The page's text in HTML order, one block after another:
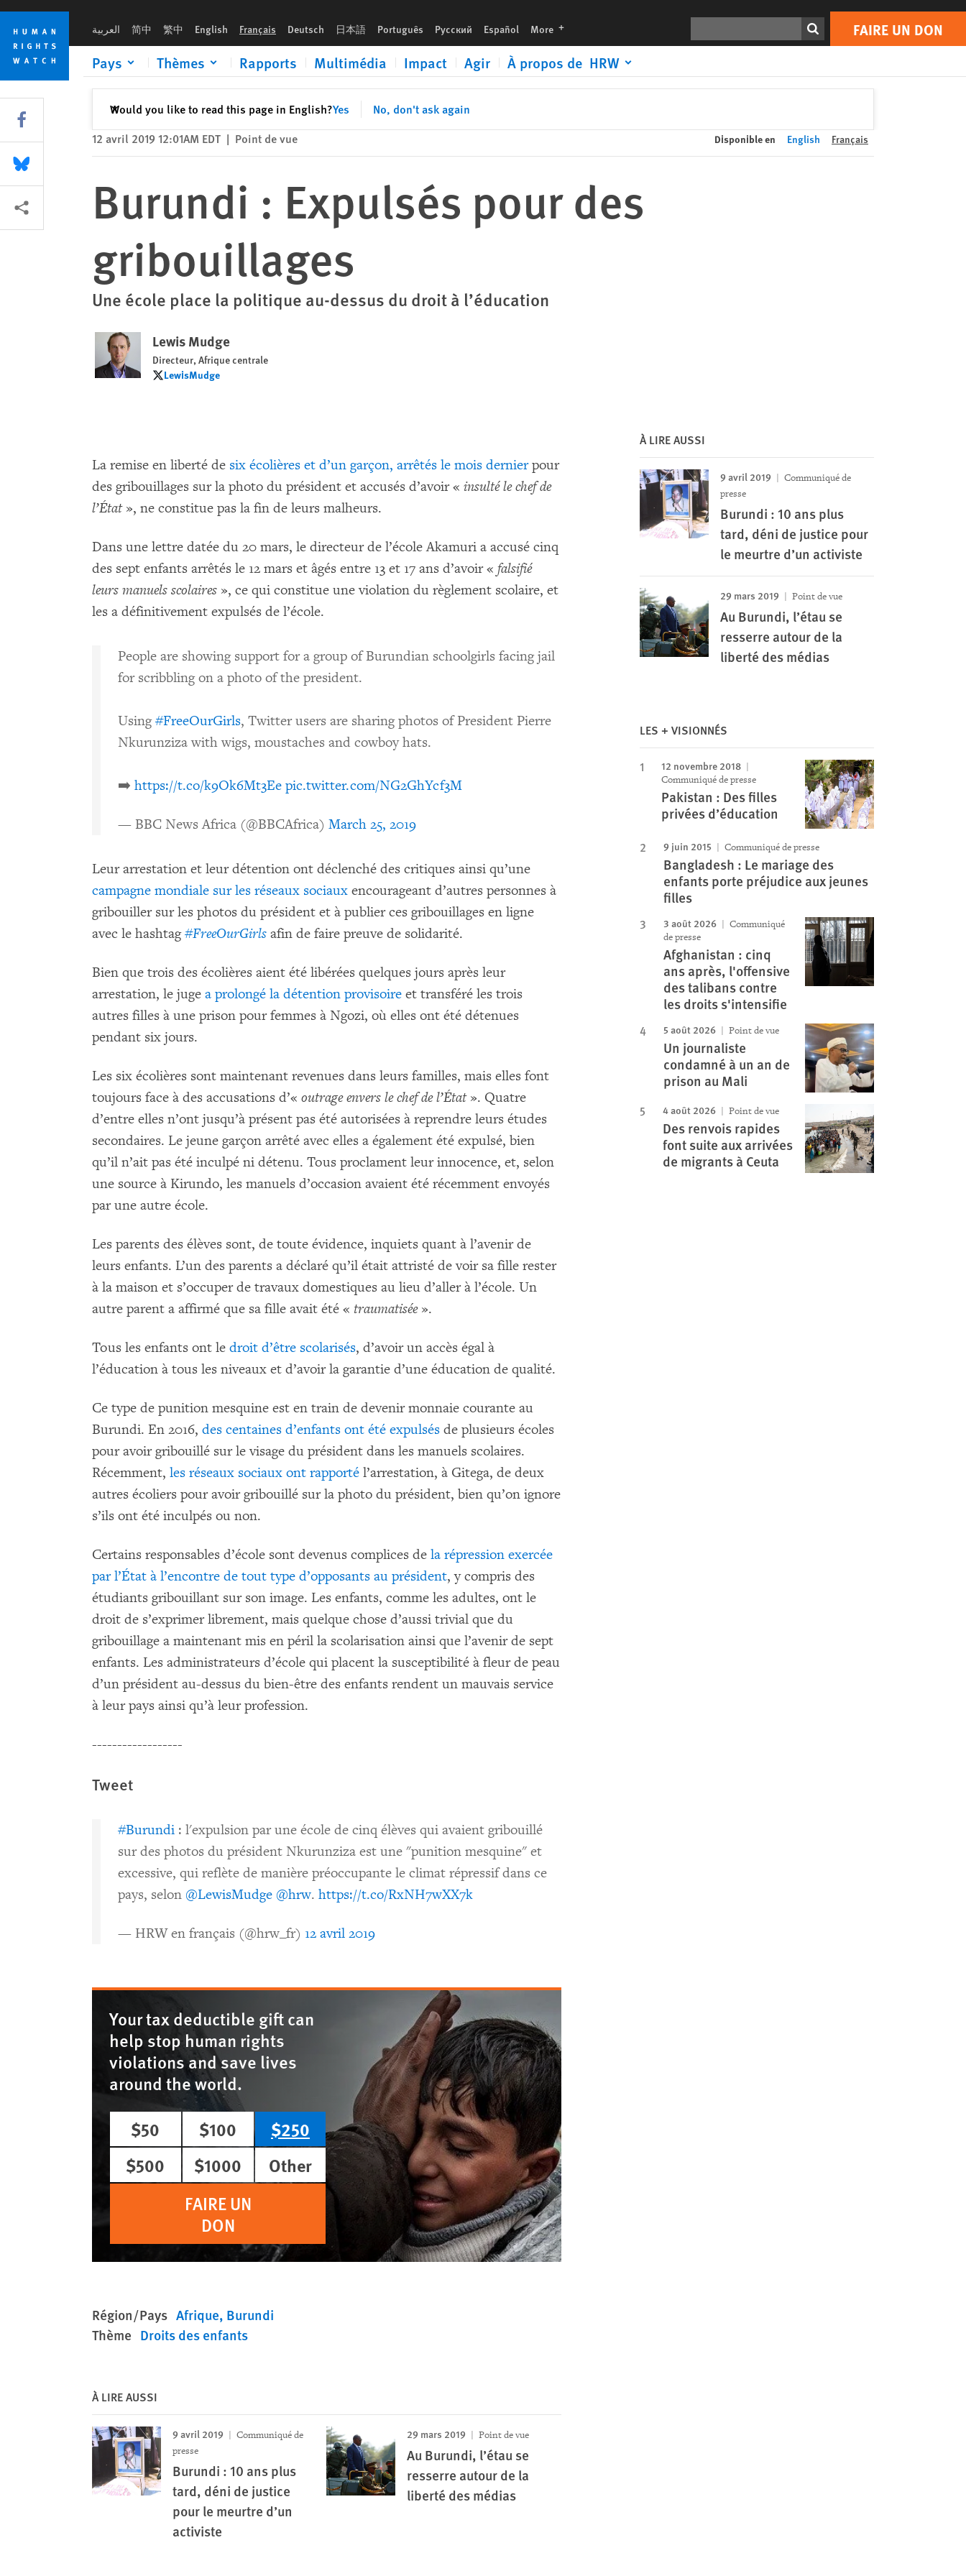
Skip
cookie
privacy
notice
Skip
main
content
العربية 简中 繁中 English Français Deutsch 日本語 Português Русский Español More languages FAIRE UN DON
Pays Thèmes Rapports Multimédia Impact Agir À propos de HRW
Would you like to read this page in English?Yes No, don't ask again
✕Fermer
Print FAIRE UN DON
12 avril 2019 12:01AM EDT | Point de vue Disponible en English Français
Burundi : Expulsés pour des
gribouillages
Une école place la politique au-dessus du droit à l’éducation
Lewis Mudge
Directeur, Afrique centrale
LewisMudge
LewisMudge
La remise en liberté de six écolières et d’un garçon, arrêtés le mois dernierpour
des gribouillages sur la photo du président et accusés d’avoir « insulté le chef de
l’État», ne constitue pas la fin de leurs malheurs.
Dans une lettre datée du 20 mars, le directeur de l’école Akamuri a accusé cinq
des sept enfants arrêtés le 12 mars et âgés entre 13 et 17 ans d’avoir « falsifié
leurs manuels scolaires », ce qui constitue une violation du règlement scolaire, et
les a définitivement expulsés de l’école.
People are showing support for a group of Burundian schoolgirls facing jail
for scribbling on a photo of the president.
Using#FreeOurGirls, Twitter users are sharing photos of President Pierre
Nkurunziza with wigs, moustaches and cowboy hats.
➡️ https://t.co/k9Ok6Mt3Ee pic.twitter.com/NG2GhYcf3M
— BBC News Africa (@BBCAfrica) March 25, 2019
Leur arrestation et leur détention ont déclenché des critiques ainsi qu’une
campagne mondiale sur les réseaux sociaux encourageant d’autres personnes à
gribouiller sur les photos du président et à publier ces gribouillages en ligne
avec le hashtag#FreeOurGirls afin de faire preuve de solidarité.
Bien que trois des écolières aient été libérées quelques jours après leur
arrestation, le juge a prolongé la détention provisoire et transféré les trois
autres filles à une prison pour femmes à Ngozi, où elles ont été détenues
pendant six jours.
Les six écolières sont maintenant revenues dans leurs familles, mais elles font
toujours face à des accusations d’« outrage envers le chef de l’État». Quatre
d’entre elles n’ont jusqu’à présent pas été autorisées à reprendre leurs études
secondaires. Le jeune garçon arrêté avec elles a également été expulsé, bien
qu’il n’ait pas été inculpé ni détenu. Tous proclament leur innocence, et, selon
une source à Kirundo, les manuels d’occasion avaient été récemment envoyés
par une autre école.
Les parents des élèves sont, de toute évidence, inquiets quant à l’avenir de
leurs enfants. L’un des parents a déclaré qu’il était attristé de voir sa fille rester
à la maison et s’occuper de travaux domestiques au lieu d’aller à l’école. Un
autre parent a affirmé que sa fille avait été « traumatisée».
Tous les enfants ont le droit d’être scolarisés, d’avoir un accès égal à
l’éducation à tous les niveaux et d’avoir la garantie d’une éducation de qualité.
Ce type de punition mesquine est en train de devenir monnaie courante au
Burundi. En 2016, des centaines d’enfants ont été expulsés de plusieurs écoles
pour avoir gribouillé sur le visage du président dans les manuels scolaires.
Récemment, les réseaux sociaux ont rapporté l’arrestation, à Gitega, de deux
autres écoliers pour avoir gribouillé sur la photo du président, bien qu’on ignore
s’ils ont été inculpés ou non.
Certains responsables d’école sont devenus complices de la répression exercée
par l’État à l’encontre de tout type d’opposants au président, y compris des
étudiants gribouillant sur son image. Les enfants, comme les adultes, ont le
droit de s’exprimer librement, mais quelque chose d’aussi trivial que du
gribouillage a maintenant mis en péril la scolarisation ainsi que l’avenir de sept
enfants. Les administrateurs d’école qui placent la susceptibilité à fleur de peau
d’un président au-dessus du bien-être des enfants rendent un mauvais service
à leur pays ainsi qu’à leur profession.
------------------
Tweet
#Burundi : l'expulsion par une école de cinq élèves qui avaient gribouillé
sur des photos du président Nkurunziza est une "punition mesquine" et
excessive, qui reflète de manière préoccupante le climat répressif dans ce
pays, selon @LewisMudge @hrw. https://t.co/RxNH7wXX7k
— HRW en français (@hrw_fr) 12 avril 2019
Your tax deductible gift can
help stop human rights
violations and save lives
around the world.
$50
$100
$250
$500
$1000
Other
FAIRE UN
DON
Région/Pays Afrique Burundi
Thème Droits des enfants
À LIRE AUSSI
9 avril 2019
Communiqué de
presse
Burundi : 10 ans plus
tard, déni de justice
pour le meurtre d’un
activiste
29 mars 2019 Point de vue
Au Burundi, l’étau se
resserre autour de la
liberté des médias
À LIRE AUSSI
9 avril 2019
Communiqué de
presse
Burundi : 10 ans plus
tard, déni de justice pour
le meurtre d’un activiste
29 mars 2019 Point de vue
Au Burundi, l’étau se
resserre autour de la
liberté des médias
LES + VISIONNÉS
12 novembre 2018
Communiqué de presse
Pakistan : Des filles
privées d’éducation
9 juin 2015 Communiqué de presse
Bangladesh : Le mariage des
enfants porte préjudice aux jeunes
filles
3 août 2026
Communiqué
de presse
Afghanistan : cinq
ans après, l'offensive
des talibans contre
les droits s'intensifie
5 août 2026 Point de vue
Un journaliste
condamné à un an de
prison au Mali
4 août 2026 Point de vue
Des renvois rapides
font suite aux arrivées
de migrants à Ceuta
Share this via Facebook
Share this via Bluesky
Share this via Partagez